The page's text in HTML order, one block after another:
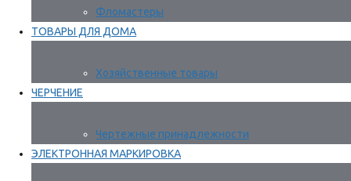
Фломастеры
ТОВАРЫ ДЛЯ ДОМА
Хозяйственные товары
ЧЕРЧЕНИЕ
Чертежные принадлежности
ЭЛЕКТРОННАЯ МАРКИРОВКА